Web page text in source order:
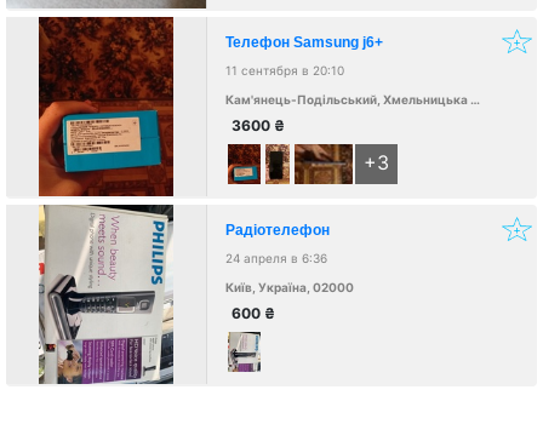
Телефон Samsung j6+
11 сентября в 20:10
Кам'янець-Подільський, Хмельницька область, Україна
3600 ₴
+3
Радіотелефон
24 апреля в 6:36
Київ, Україна, 02000
600 ₴